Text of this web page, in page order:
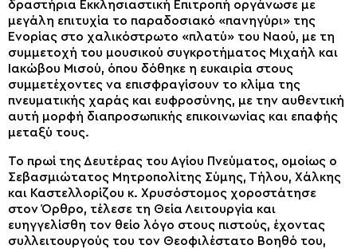
δραστήρια Εκκλησιαστική Επιτροπή οργάνωσε με
μεγάλη επιτυχία το παραδοσιακό «πανηγύρι» της
Ενορίας στο χαλικόστρωτο «πλατύ» του Ναού, με τη
συμμετοχή του μουσικού συγκροτήματος Μιχαήλ και
Ιακώβου Μισού, όπου δόθηκε η ευκαιρία στους
συμμετέχοντες να επισφραγίσουν το κλίμα της
πνευματικής χαράς και ευφροσύνης, με την αυθεντική
αυτή μορφή διαπροσωπικής επικοινωνίας και επαφής
μεταξύ τους.
Το πρωί της Δευτέρας του Αγίου Πνεύματος, ομοίως ο
Σεβασμιώτατος Μητροπολίτης Σύμης, Τήλου, Χάλκης
και Καστελλορίζου κ. Χρυσόστομος χοροστάτησε
στον Όρθρο, τέλεσε τη Θεία Λειτουργία και
ευηγγελίσθη τον θείο λόγο στους πιστούς, έχοντας
συλλειτουργούς του τον Θεοφιλέστατο Βοηθό του,